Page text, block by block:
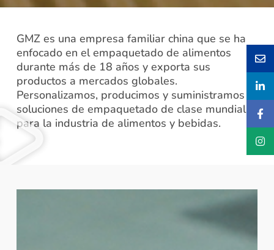
GMZ es una empresa familiar china que se ha
enfocado en el empaquetado de alimentos
durante más de 18 años y exporta sus
productos a mercados globales.
Personalizamos, producimos y suministramos
soluciones de empaquetado de clase mundial
para la industria de alimentos y bebidas.